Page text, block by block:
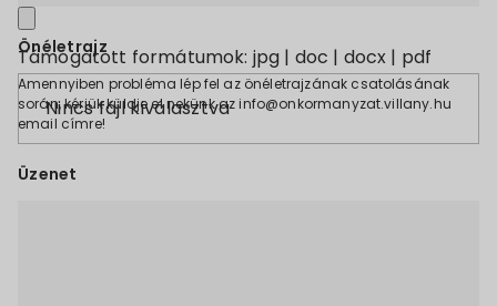
Támogatott formátumok: jpg | doc | docx | pdf
Nincs fájl kiválasztva
Önéletrajz
Amennyiben probléma lép fel az önéletrajzának csatolásának
során, kérjük küldje el nekünk az info@onkormanyzat.villany.hu
email címre!
Üzenet